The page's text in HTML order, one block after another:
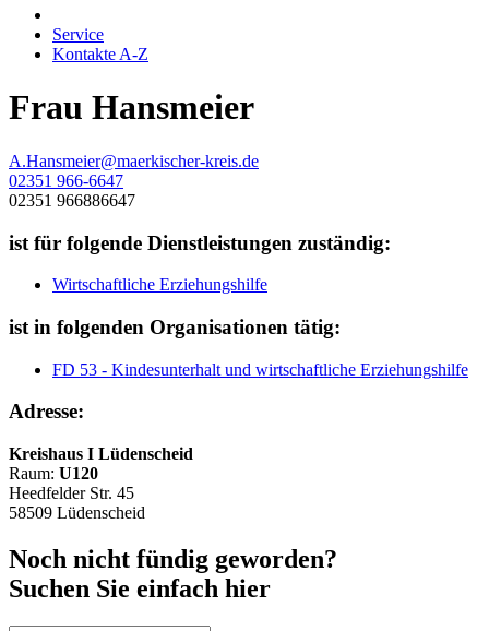
Service
Kontakte A-Z
Frau Hansmeier
A.Hansmeier@maerkischer-kreis.de
02351 966-6647
02351 966886647
ist für folgende Dienstleistungen zuständig:
Wirtschaftliche Erziehungshilfe
ist in folgenden Organisationen tätig:
FD 53 - Kindesunterhalt und wirtschaftliche Erziehungshilfe
Adresse:
Kreishaus I Lüdenscheid
Raum: U120
Heedfelder Str. 45
58509 Lüdenscheid
Noch nicht fündig geworden?
Suchen Sie einfach hier